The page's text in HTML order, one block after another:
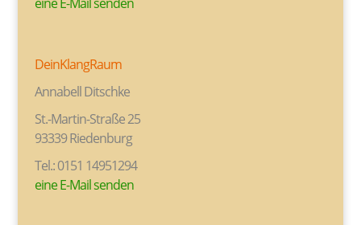
DeinKlangRaum
Annabell Ditschke
St.-Martin-Straße 25
93339 Riedenburg
Tel.: 0151 14951294
eine E-Mail senden